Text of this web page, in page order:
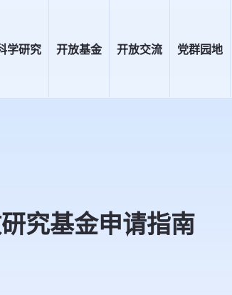
学研究 开放基金 开放交流 党群园地
究基金申请指南